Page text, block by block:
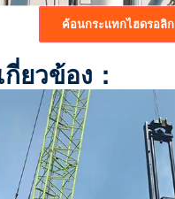
ค้อนกระแทกไฮดรอลิก
ยวข้อง：